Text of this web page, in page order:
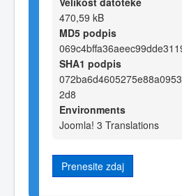
470,59 kB
MD5 podpis
SHA1 podpis
2d8
Environments
Joomla! 3 Translations
Prenesite zdaj